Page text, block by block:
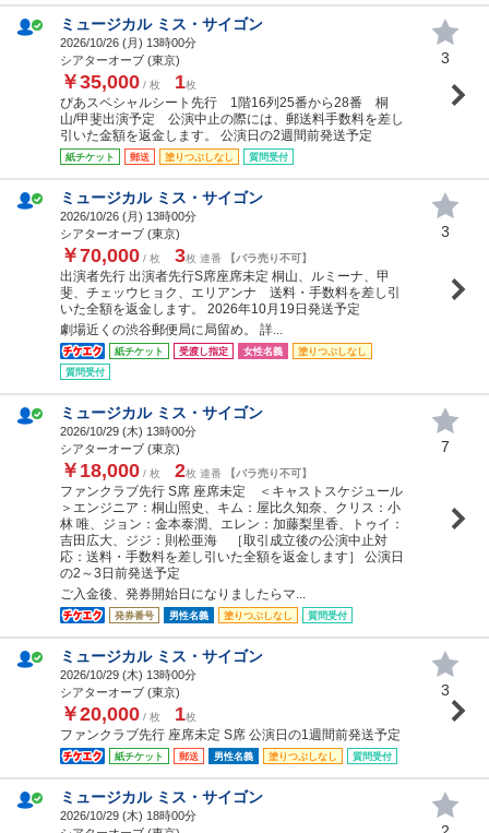
ミュージカル ミス・サイゴン
2026/10/26 (月) 13時00分
シアターオーブ (東京)
￥35,000 / 枚 1枚
ぴあスペシャルシート先行 1階16列25番から28番 桐
山/甲斐出演予定 公演中止の際には、郵送料手数料を差し
引いた金額を返金します。 公演日の2週間前発送予定
紙チケット 郵送 塗りつぶしなし 質問受付
3
ミュージカル ミス・サイゴン
2026/10/26 (月) 13時00分
シアターオーブ (東京)
￥70,000 / 枚 3枚 連番 【バラ売り不可】
出演者先行 出演者先行S席座席未定 桐山、ルミーナ、甲
斐、チェッウヒョク、エリアンナ 送料・手数料を差し引
いた全額を返金します。 2026年10月19日発送予定
劇場近くの渋谷郵便局に局留め。 詳...
紙チケット 受渡し指定 女性名義
塗りつぶしなし
質問受付
3
ミュージカル ミス・サイゴン
2026/10/29 (木) 13時00分
シアターオーブ (東京)
￥18,000 / 枚 2枚 連番 【バラ売り不可】
ファンクラブ先行 S席 座席未定 ＜キャストスケジュール
＞エンジニア：桐山照史、キム：屋比久知奈、クリス：小
林 唯、ジョン：金本泰潤、エレン：加藤梨里香、トゥイ：
吉田広大、ジジ：則松亜海 ［取引成立後の公演中止対
応：送料・手数料を差し引いた全額を返金します］ 公演日
の2～3日前発送予定
ご入金後、発券開始日になりましたらマ...
発券番号 男性名義 塗りつぶしなし 質問受付
7
ミュージカル ミス・サイゴン
2026/10/29 (木) 13時00分
シアターオーブ (東京)
￥20,000 / 枚 1枚
ファンクラブ先行 座席未定 S席 公演日の1週間前発送予定
紙チケット 郵送 男性名義 塗りつぶしなし 質問受付
3
ミュージカル ミス・サイゴン
2026/10/29 (木) 18時00分